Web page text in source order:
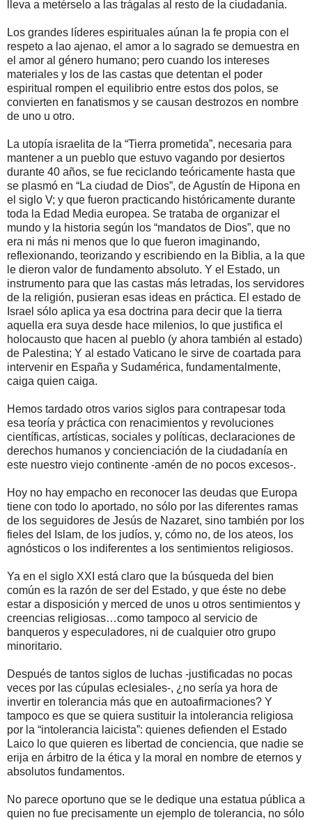
lleva a metérselo a las trágalas al resto de la ciudadanía.
Los grandes líderes espirituales aúnan la fe propia con el
respeto a lao ajenao, el amor a lo sagrado se demuestra en
el amor al género humano; pero cuando los intereses
materiales y los de las castas que detentan el poder
espiritual rompen el equilibrio entre estos dos polos, se
convierten en fanatismos y se causan destrozos en nombre
de uno u otro.
La utopía israelita de la “Tierra prometida”, necesaria para
mantener a un pueblo que estuvo vagando por desiertos
durante 40 años, se fue reciclando teóricamente hasta que
se plasmó en “La ciudad de Dios”, de Agustín de Hipona en
el siglo V; y que fueron practicando históricamente durante
toda la Edad Media europea. Se trataba de organizar el
mundo y la historia según los “mandatos de Dios”, que no
era ni más ni menos que lo que fueron imaginando,
reflexionando, teorizando y escribiendo en la Biblia, a la que
le dieron valor de fundamento absoluto. Y el Estado, un
instrumento para que las castas más letradas, los servidores
de la religión, pusieran esas ideas en práctica. El estado de
Israel sólo aplica ya esa doctrina para decir que la tierra
aquella era suya desde hace milenios, lo que justifica el
holocausto que hacen al pueblo (y ahora también al estado)
de Palestina; Y al estado Vaticano le sirve de coartada para
intervenir en España y Sudamérica, fundamentalmente,
caiga quien caiga.
Hemos tardado otros varios siglos para contrapesar toda
esa teoría y práctica con renacimientos y revoluciones
científicas, artísticas, sociales y políticas, declaraciones de
derechos humanos y concienciación de la ciudadanía en
este nuestro viejo continente -amén de no pocos excesos-.
Hoy no hay empacho en reconocer las deudas que Europa
tiene con todo lo aportado, no sólo por las diferentes ramas
de los seguidores de Jesús de Nazaret, sino también por los
fieles del Islam, de los judíos, y, cómo no, de los ateos, los
agnósticos o los indiferentes a los sentimientos religiosos.
Ya en el siglo XXI está claro que la búsqueda del bien
común es la razón de ser del Estado, y que éste no debe
estar a disposición y merced de unos u otros sentimientos y
creencias religiosas…como tampoco al servicio de
banqueros y especuladores, ni de cualquier otro grupo
minoritario.
Después de tantos siglos de luchas -justificadas no pocas
veces por las cúpulas eclesiales-, ¿no sería ya hora de
invertir en tolerancia más que en autoafirmaciones? Y
tampoco es que se quiera sustituir la intolerancia religiosa
por la “intolerancia laicista”: quienes defienden el Estado
Laico lo que quieren es libertad de conciencia, que nadie se
erija en árbitro de la ética y la moral en nombre de eternos y
absolutos fundamentos.
No parece oportuno que se le dedique una estatua pública a
quien no fue precisamente un ejemplo de tolerancia, no sólo